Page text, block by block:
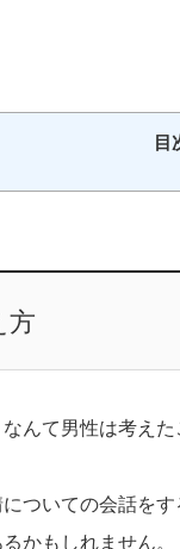
目
方
なんて男性は考え
ついての会話を
かもしれません。